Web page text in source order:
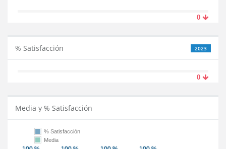
0
2023
% Satisfacción
0
Media y % Satisfacción
% Satisfacción
Media